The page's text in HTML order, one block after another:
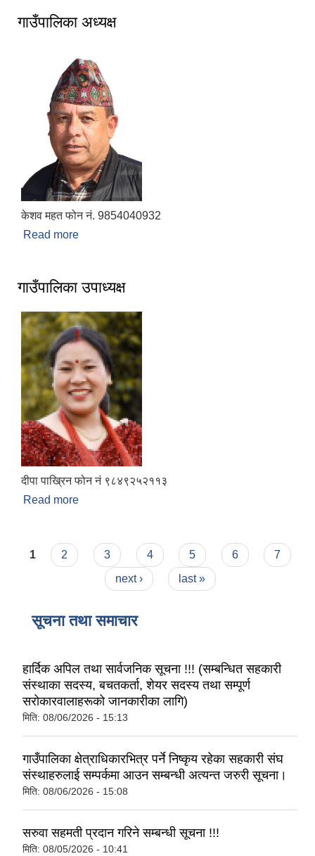
गाउँपालिका अध्यक्ष
केशव महत फोन नं. 9854040932
Read more
गाउँपालिका उपाध्यक्ष
दीपा पाख्रिन फोन नं ९८४९२५२११३
Read more
Pages
1 2 3 4 5 6
7
next ›
last »
सूचना तथा समाचार
हार्दिक अपिल तथा सार्वजनिक सूचना !!! (सम्बन्धित सहकारी
संस्थाका सदस्य, बचतकर्ता, शेयर सदस्य तथा सम्पूर्ण
सरोकारवालाहरूको जानकारीका लागि)
मिति: 08/06/2026 - 15:13
गाउँपालिका क्षेत्राधिकारभित्र पर्ने निष्कृय रहेका सहकारी संघ
संस्थाहरुलाई सम्पर्कमा आउन सम्बन्धी अत्यन्त जरुरी सूचना।
मिति: 08/06/2026 - 15:08
सरुवा सहमती प्रदान गरिने सम्बन्धी सूचना !!!
मिति: 08/05/2026 - 10:41